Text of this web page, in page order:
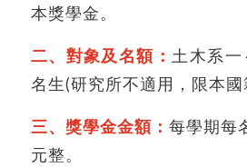
本獎學金。
二、對象及名額：土木系一
名生(研究所不適用，限本國
三、獎學金金額： 每學期每
元整。